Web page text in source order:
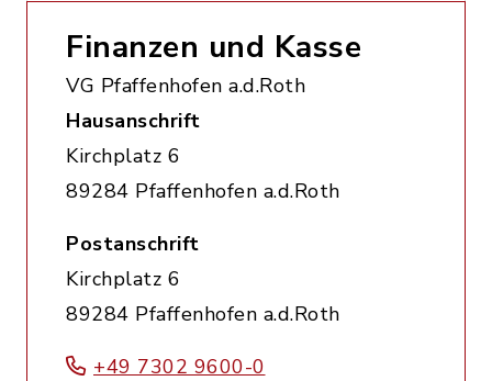
Finanzen und Kasse
VG Pfaffenhofen a.d.Roth
Hausanschrift
Kirchplatz 6
89284 Pfaffenhofen a.d.Roth
Postanschrift
Kirchplatz 6
89284 Pfaffenhofen a.d.Roth
+49 7302 9600-0